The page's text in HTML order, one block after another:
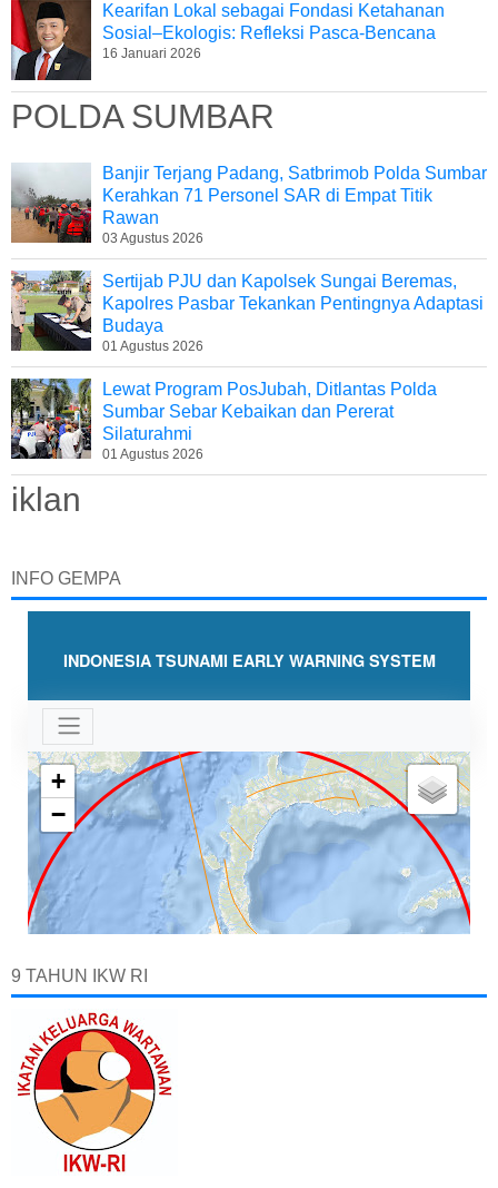
Kearifan Lokal sebagai Fondasi Ketahanan
Sosial–Ekologis: Refleksi Pasca-Bencana
16 Januari 2026
POLDA SUMBAR
Banjir Terjang Padang, Satbrimob Polda Sumbar
Kerahkan 71 Personel SAR di Empat Titik
Rawan
03 Agustus 2026
Sertijab PJU dan Kapolsek Sungai Beremas,
Kapolres Pasbar Tekankan Pentingnya Adaptasi
Budaya
01 Agustus 2026
Lewat Program PosJubah, Ditlantas Polda
Sumbar Sebar Kebaikan dan Pererat
Silaturahmi
01 Agustus 2026
iklan
INFO GEMPA
9 TAHUN IKW RI